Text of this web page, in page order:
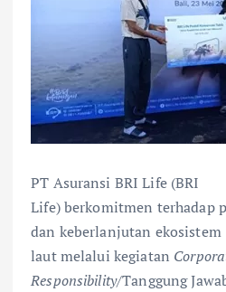
PT Asuransi BRI Life (BRI
Life) berkomitmen terhadap
dan keberlanjutan ekosistem
laut melalui kegiatan
Responsibility/Tanggung